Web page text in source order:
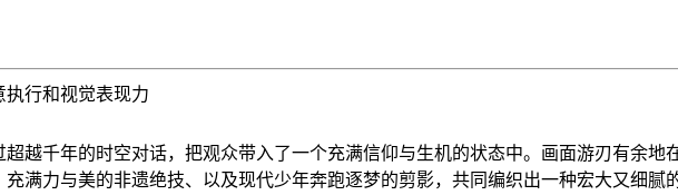
执行和视觉表现力
越千年的时空对话，把观众带入了一个充满信仰与生机的状态中。画面游刃有余地
满力与美的非遗绝技、以及现代少年奔跑逐梦的剪影，共同编织出一种宏大又细腻